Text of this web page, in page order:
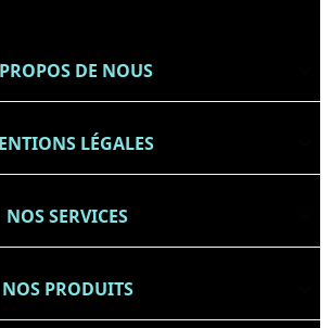
DE NOUS
LÉGALES
NOS SERVICES
NOS PRODUITS